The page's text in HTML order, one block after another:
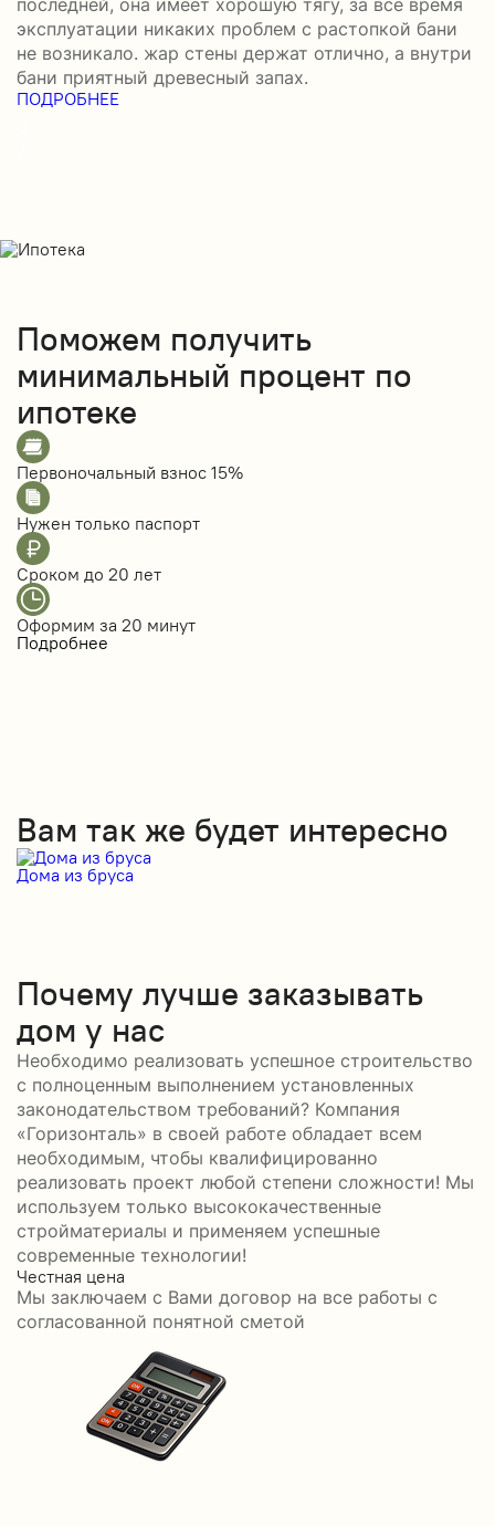
эксплуатации никаких проблем с растопкой бани
не возникало. жар стены держат отлично, а внутри
бани приятный древесный запах.
ПОДРОБНЕЕ
Поможем получить
минимальный процент по
ипотеке
Первоночальный взнос 15%
Нужен только паспорт
Сроком до 20 лет
Оформим за 20 минут
Подробнее
Вам так же будет интересно
Дома из бруса
Почему лучше заказывать
дом у нас
Необходимо реализовать успешное строительство
с полноценным выполнением установленных
законодательством требований? Компания
«Горизонталь» в своей работе обладает всем
необходимым, чтобы квалифицированно
реализовать проект любой степени сложности! Мы
используем только высококачественные
стройматериалы и применяем успешные
современные технологии!
Честная цена
Мы заключаем с Вами договор на все работы с
согласованной понятной сметой